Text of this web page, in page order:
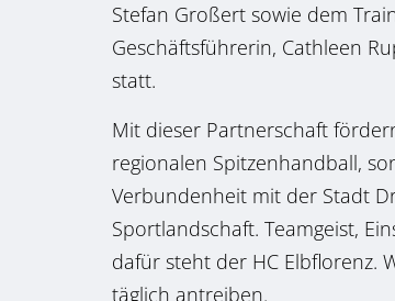
Stefan Großert sowie dem
Geschäftsführerin, Cathleen
statt.
Mit dieser Partnerschaft
regionalen Spitzenhandball,
Verbundenheit mit der Stadt
Sportlandschaft. Teamgeist,
dafür steht der HC Elbflorenz.
täglich antreiben.